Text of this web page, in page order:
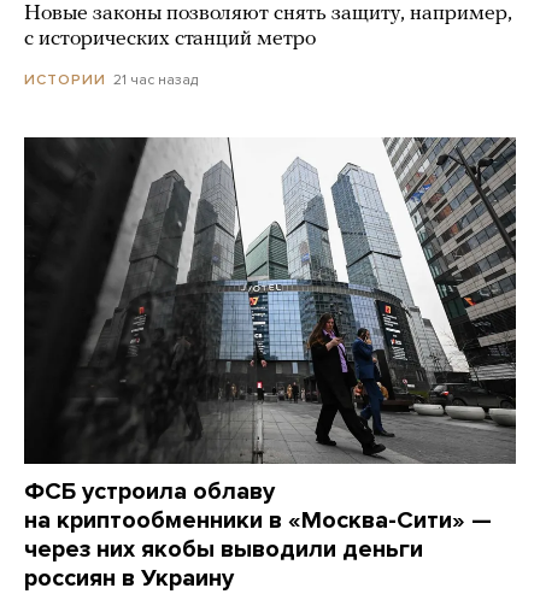
Новые законы позволяют снять защиту, например,
с исторических станций метро
ИСТОРИИ 21 час назад
ФСБ устроила облаву
на криптообменники в «Москва-Сити» —
через них якобы выводили деньги
россиян в Украину